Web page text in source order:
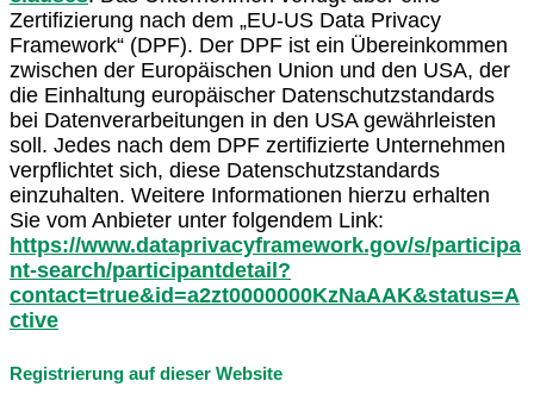
Zertifizierung nach dem „EU-US Data Privacy
Framework“ (DPF). Der DPF ist ein Übereinkommen
zwischen der Europäischen Union und den USA, der
die Einhaltung europäischer Datenschutzstandards
bei Datenverarbeitungen in den USA gewährleisten
soll. Jedes nach dem DPF zertifizierte Unternehmen
verpflichtet sich, diese Datenschutzstandards
einzuhalten. Weitere Informationen hierzu erhalten
Sie vom Anbieter unter folgendem Link:
https://www.dataprivacyframework.gov/s/participa
nt-search/participantdetail?
contact=true&id=a2zt0000000KzNaAAK&status=A
ctive
Registrierung auf dieser Website